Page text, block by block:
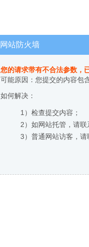
网站防火墙
您的请求带有不合法参数，
可能原因：您提交的内容包
如何解决：
1）检查提交内容；
2）如网站托管，请联
3）普通网站访客，请